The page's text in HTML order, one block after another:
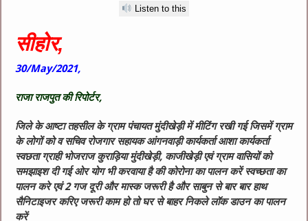
Listen to this
सीहोर,
30/May/2021,
राजा राजपुत की रिपोर्टर,
जिले के आष्टा तहसील के ग्राम पंचायत मुंदीखेड़ी में मीटिंग रखी गई जिसमें ग्राम
के लोगों को व सचिव रोजगार सहायक आंगनवाड़ी कार्यकर्ता आशा कार्यकर्ता
स्वछता ग्राही भोजराज कुराड़िया मुंदीखेड़ी, काजीखेड़ी एवं ग्राम वासियों को
समझाइश दी गई ओर योग भी करवाया है की कोरोना का पालन करें स्वच्छता का
पालन करे एवं 2 गज दूरी और मास्क जरूरी है और साबुन से बार बार हाथ
सैनिटाइजर करिए जरूरी काम हो तो घर से बाहर निकले लॉक डाउन का पालन
करें